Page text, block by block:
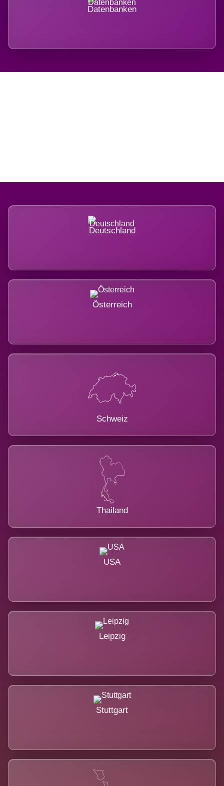
Datenbanken
Deutschland
Österreich
Schweiz
Thailand
USA
Leipzig
Stuttgart